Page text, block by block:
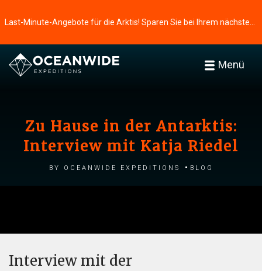
Menü
Zu Hause in der Antarktis:
Interview mit Katja Riedel
by Oceanwide Expeditions Blog
Interview mit der